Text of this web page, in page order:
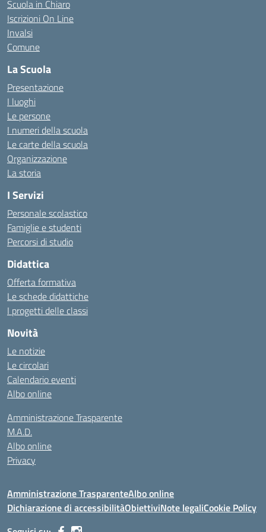
Scuola in Chiaro
Iscrizioni On Line
Invalsi
Comune
La Scuola
Presentazione
I luoghi
Le persone
I numeri della scuola
Le carte della scuola
Organizzazione
La storia
I Servizi
Personale scolastico
Famiglie e studenti
Percorsi di studio
Didattica
Offerta formativa
Le schede didattiche
I progetti delle classi
Novità
Le notizie
Le circolari
Calendario eventi
Albo online
Amministrazione Trasparente
M.A.D.
Albo online
Privacy
Amministrazione TrasparenteAlbo online
Dichiarazione di accessibilitàObiettiviNote legaliCookie Policy